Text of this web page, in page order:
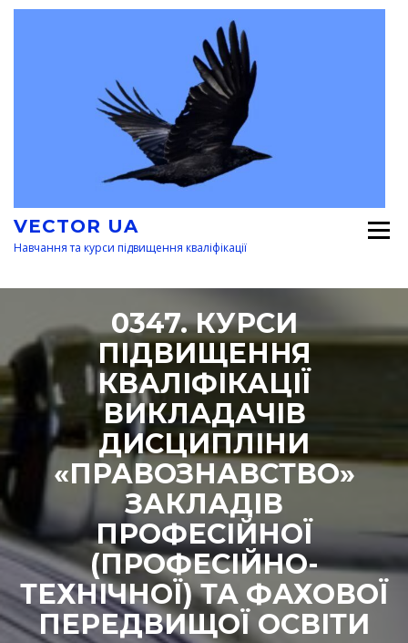
Перейти
VECTOR UA
Навчання та курси підвищення кваліфікації
0347. КУРСИ
ПІДВИЩЕННЯ
КВАЛІФІКАЦІЇ
ВИКЛАДАЧІВ
ДИСЦИПЛІНИ
«ПРАВОЗНАВСТВО»
ЗАКЛАДІВ
ПРОФЕСІЙНОЇ
(ПРОФЕСІЙНО-
ТЕХНІЧНОЇ) ТА ФАХОВОЇ
ПЕРЕДВИЩОЇ ОСВІТИ